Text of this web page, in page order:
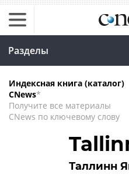
Разделы
Индексная книга (каталог)
CNews*
Получите все материалы
CNews по ключевому слову
Таллинн